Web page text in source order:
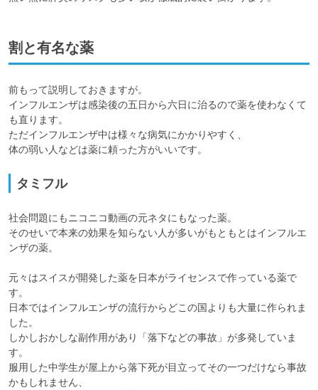
割と有名な薬
前もって説明しておきますが。
インフルエンザは感染後の五日から六日に治るので薬を使わなくて
も直ります。
ただインフルエンザ中は様々な病気にかかりやすく、
体の弱い人などは薬に頼った方がいいです。
タミフル
社会問題にもニコニコ動画の元ネタにもなった薬。
そのせいで本来の効果を知らない人が多いがもともとはインフルエ
ンザの薬。
元々はスイスが開発した薬を日本がライセンスで作っている薬で
す。
日本ではインフルエンザの流行からどこの国よりも大量に作られま
した。
しかしおかしな副作用があり「落下などの事故」が多発していま
す。
服用した中学生が屋上から落下死が目立ってその一つだけなら事故
かもしれません、